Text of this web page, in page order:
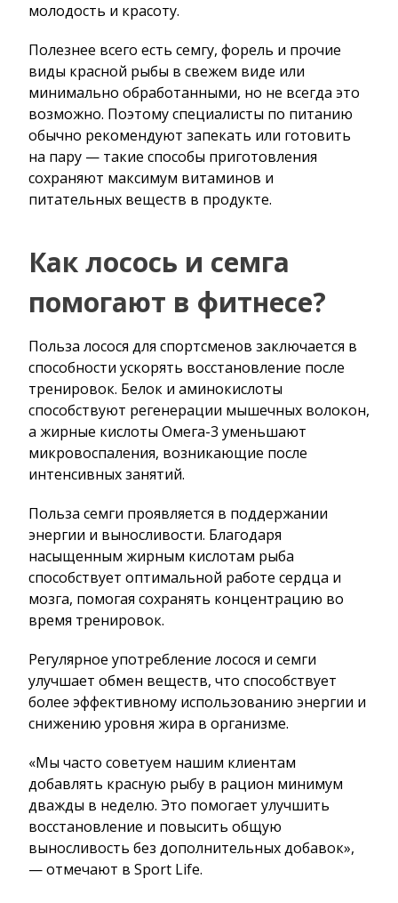
молодость и красоту.
Полезнее всего есть семгу, форель и прочие
виды красной рыбы в свежем виде или
минимально обработанными, но не всегда это
возможно. Поэтому специалисты по питанию
обычно рекомендуют запекать или готовить
на пару — такие способы приготовления
сохраняют максимум витаминов и
питательных веществ в продукте.
Как лосось и семга
помогают в фитнесе?
Польза лосося для спортсменов заключается в
способности ускорять восстановление после
тренировок. Белок и аминокислоты
способствуют регенерации мышечных волокон,
а жирные кислоты Омега-3 уменьшают
микровоспаления, возникающие после
интенсивных занятий.
Польза семги проявляется в поддержании
энергии и выносливости. Благодаря
насыщенным жирным кислотам рыба
способствует оптимальной работе сердца и
мозга, помогая сохранять концентрацию во
время тренировок.
Регулярное употребление лосося и семги
улучшает обмен веществ, что способствует
более эффективному использованию энергии и
снижению уровня жира в организме.
«Мы часто советуем нашим клиентам
добавлять красную рыбу в рацион минимум
дважды в неделю. Это помогает улучшить
восстановление и повысить общую
выносливость без дополнительных добавок»,
— отмечают в Sport Life.